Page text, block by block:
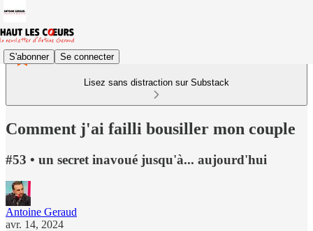
S'abonner Se connecter
Lisez sans distraction sur Substack
Comment j'ai failli bousiller mon couple
#53 • un secret inavoué jusqu'à... aujourd'hui
Antoine Geraud
avr. 14, 2024